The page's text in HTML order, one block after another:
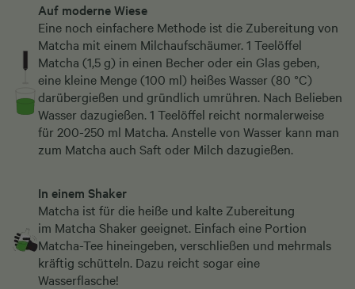
Auf moderne Wiese
Eine noch einfachere Methode ist die Zubereitung von
Matcha mit einem Milchaufschäumer. 1 Teelöffel
Matcha (1,5 g) in einen Becher oder ein Glas geben,
eine kleine Menge (100 ml) heißes Wasser (80 °C)
darübergießen und gründlich umrühren. Nach Belieben
Wasser dazugießen. 1 Teelöffel reicht normalerweise
für 200-250 ml Matcha. Anstelle von Wasser kann man
zum Matcha auch Saft oder Milch dazugießen.
In einem Shaker
Matcha ist für die heiße und kalte Zubereitung
im Matcha Shakergeeignet. Einfach eine Portion
Matcha-Tee hineingeben, verschließen und mehrmals
kräftig schütteln. Dazu reicht sogar eine
Wasserflasche!